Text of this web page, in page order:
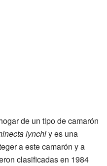
de un tipo de camarón
lynchiy es una
a este camarón y a
clasificadas en 1984